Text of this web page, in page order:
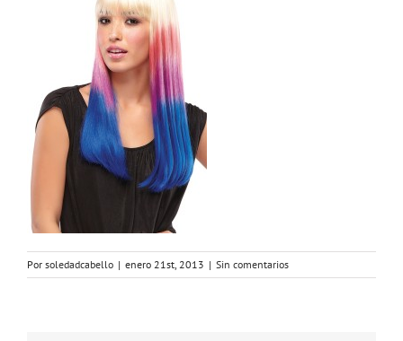
Por soledadcabello | enero 21st, 2013 | Sin comentarios